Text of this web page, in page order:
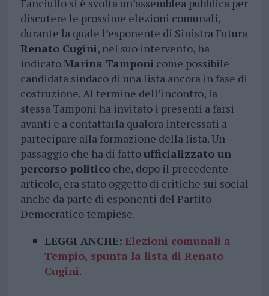
Fanciullo si è svolta un’assemblea pubblica per
discutere le prossime elezioni comunali,
durante la quale l’esponente di Sinistra Futura
Renato Cugini, nel suo intervento, ha
indicatoMarina Tamponi come possibile
candidata sindaco di una lista ancora in fase di
costruzione. Al termine dell’incontro, la
stessa Tamponi ha invitato i presenti a farsi
avanti e a contattarla qualora interessati a
partecipare alla formazione della lista. Un
passaggio che ha di fattoufficializzato un
percorso politicoche, dopo il precedente
articolo, era stato oggetto di critiche sui social
anche da parte di esponenti del Partito
Democratico tempiese.
LEGGI ANCHE: Elezioni comunali a
Tempio, spunta la lista di Renato
Cugini.